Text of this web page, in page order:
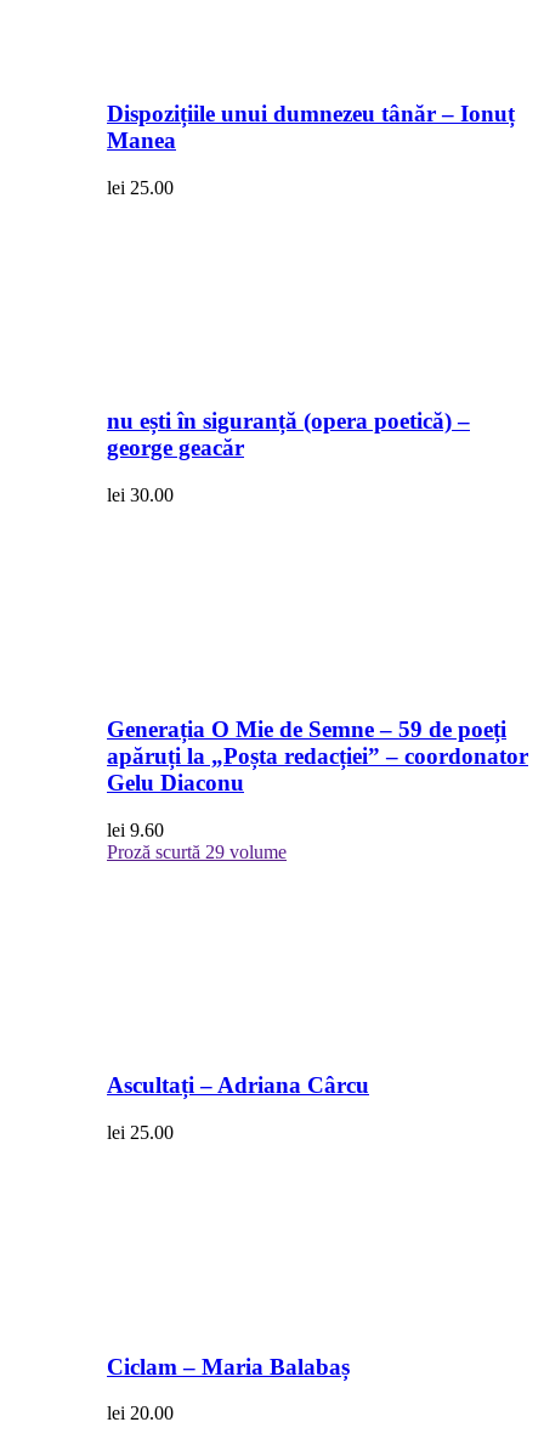
Dispozițiile unui dumnezeu tânăr – Ionuț
Manea
lei 25.00
nu ești în siguranță (opera poetică) –
george geacăr
lei 30.00
Generația O Mie de Semne – 59 de poeți
apăruți la „Poșta redacției” – coordonator
Gelu Diaconu
lei 9.60
Proză scurtă 29 volume
Ascultați – Adriana Cârcu
lei 25.00
Ciclam – Maria Balabaș
lei 20.00